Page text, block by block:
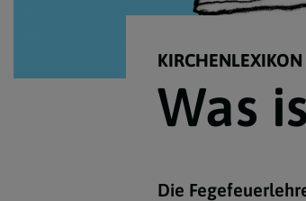
KIRCHENLEXIKON
Was
Die